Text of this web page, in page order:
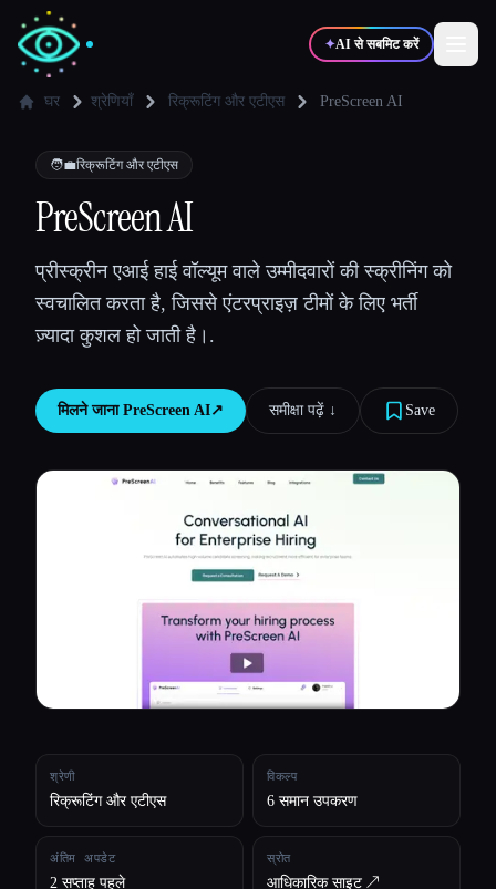
✦AI से सबमिट करें
✍️लेखक
💻
🎓विद्यार्थी 🎬क्रिएटर्स
ब्लॉग
टूल्स की तुलना करें
घर श्रेणियाँ रिक्रूटिंग और एटीएस PreScreen AI
🧑‍💼रिक्रूटिंग और एटीएस
PreScreen AI
प्रीस्क्रीन एआई हाई वॉल्यूम वाले उम्मीदवारों की स्क्रीनिंग को
स्वचालित करता है, जिससे एंटरप्राइज़ टीमों के लिए भर्ती
ज़्यादा कुशल हो जाती है।.
मिलने जाना PreScreen AI↗︎ समीक्षा पढ़ें ↓︎ Save
श्रेणी
रिक्रूटिंग और एटीएस
विकल्प
6 समान उपकरण
अंतिम अपडेट
2 सप्ताह पहले
स्रोत
आधिकारिक साइट ↗︎